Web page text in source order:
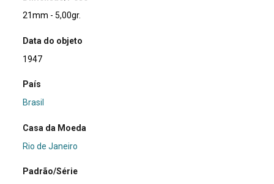
21mm - 5,00gr.
Data do objeto
1947
País
Brasil
Casa da Moeda
Rio de Janeiro
Padrão/Série